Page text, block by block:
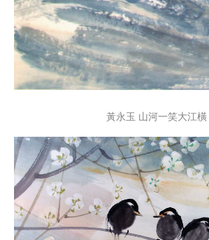
黃永玉 山河一笑大江橫